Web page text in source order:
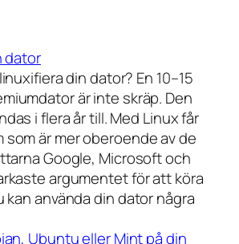
dator
din dator? En 10–15
är inte skräp. Den
i flera år till. Med Linux får
är mer oberoende av de
Google, Microsoft och
argumentet för att köra
kan använda din dator några
Ubuntu eller Mint på din